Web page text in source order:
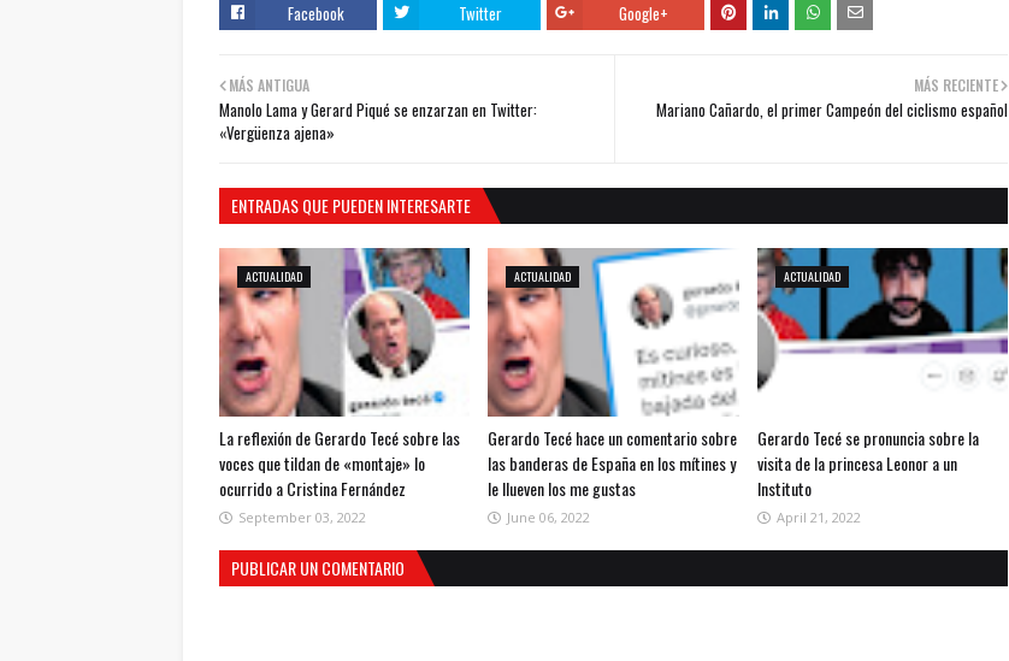
Facebook Twitter Google+
MÁS RECIENTE
Mariano Cañardo, el primer Campeón del ciclismo español
MÁS ANTIGUA
Manolo Lama y Gerard Piqué se enzarzan en Twitter:
«Vergüenza ajena»
ENTRADAS QUE PUEDEN INTERESARTE
ACTUALIDAD
La reflexión de Gerardo Tecé sobre las
voces que tildan de «montaje» lo
ocurrido a Cristina Fernández
September 03, 2022
ACTUALIDAD
Gerardo Tecé hace un comentario sobre
las banderas de España en los mítines y
le llueven los me gustas
June 06, 2022
ACTUALIDAD
Gerardo Tecé se pronuncia sobre la
visita de la princesa Leonor a un
Instituto
April 21, 2022
PUBLICAR UN COMENTARIO